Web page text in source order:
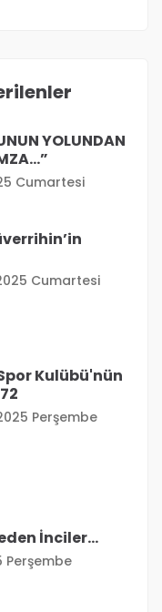
YOLUNDAN
Cumartesi
Cumartesi
Kulübü'nün
Perşembe
İnciler…
Perşembe